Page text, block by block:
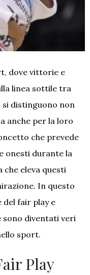
dove vittorie e
linea sottile tra
si distinguono non
anche per la loro
che prevede
onesti durante la
eleva questi
In questo
fair play e
sono diventati veri
sport.
Play